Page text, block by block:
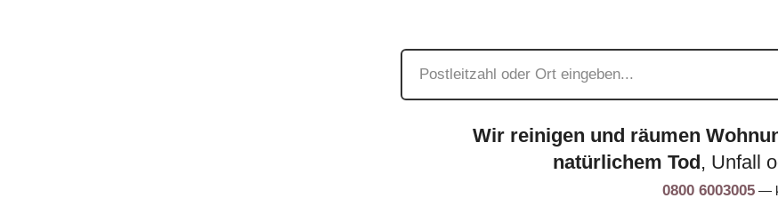
Wir reinigen und räumen
natürlichem Tod, Unfall
0800 6003005 —